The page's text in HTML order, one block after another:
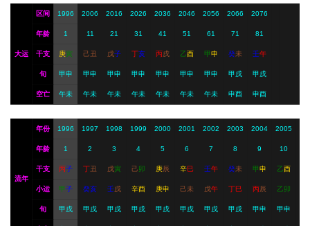
员
大运
区间 1996 2006 2016 2026 2036 2046 2056 2066 2076
年龄 1 11 21 31 41 51 61 71 81
干支 庚寅 己丑 戊子 丁亥 丙戌 乙酉 甲申 癸未 壬午
旬 甲申 甲申 甲申 甲申 甲申 甲申 甲申 甲戌 甲戌
空亡 午未 午未 午未 午未 午未 午未 午未 申酉 申酉
流年
年份 1996 1997 1998 1999 2000 2001 2002 2003 2004 2005
年龄 1 2 3 4 5 6 7 8 9 10
干支 丙子 丁丑 戊寅 己卯 庚辰 辛巳 壬午 癸未 甲申 乙酉
小运 甲子 癸亥 壬戌 辛酉 庚申 己未 戊午 丁巳 丙辰 乙卯
旬 甲戌 甲戌 甲戌 甲戌 甲戌 甲戌 甲戌 甲戌 甲申 甲申